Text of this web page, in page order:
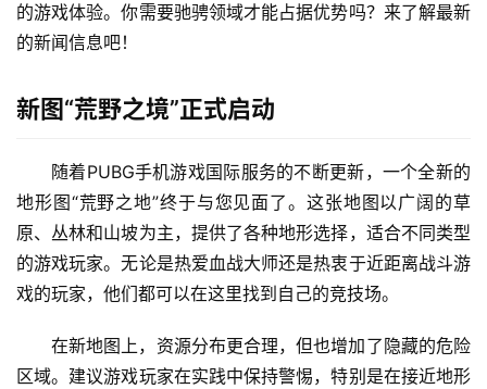
的游戏体验。你需要驰骋领域才能占据优势吗？来了解最新
的新闻信息吧！
新图“荒野之境”正式启动
随着PUBG手机游戏国际服务的不断更新，一个全新的
地形图“荒野之地”终于与您见面了。这张地图以广阔的草
原、丛林和山坡为主，提供了各种地形选择，适合不同类型
的游戏玩家。无论是热爱血战大师还是热衷于近距离战斗游
戏的玩家，他们都可以在这里找到自己的竞技场。
在新地图上，资源分布更合理，但也增加了隐藏的危险
区域。建议游戏玩家在实践中保持警惕，特别是在接近地形